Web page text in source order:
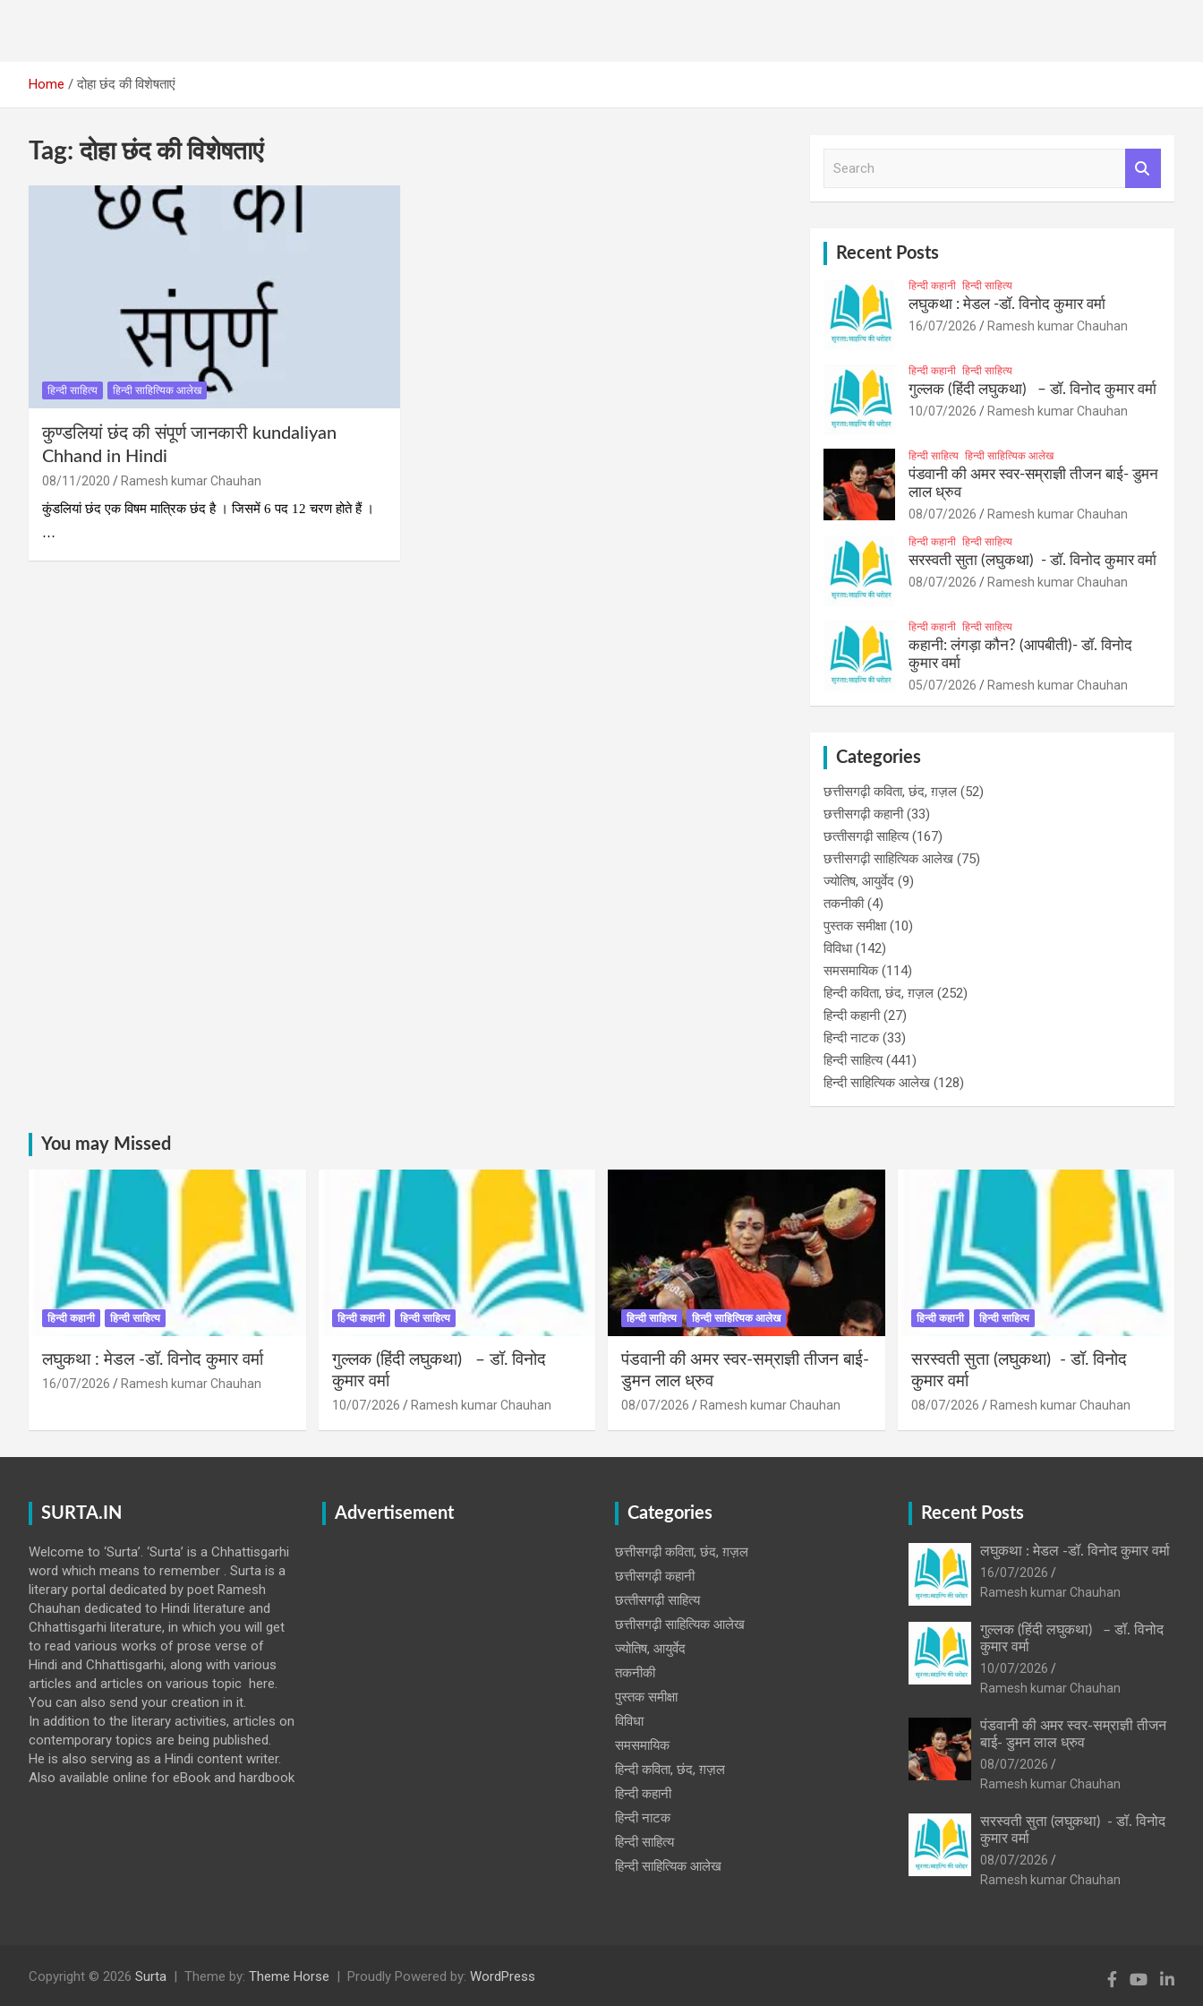
Home दोहा छंद की विशेषताएं
Tag:दोहा छंद की विशेषताएं
हिन्दी साहित्य हिन्दी साहित्यिक आलेख
कुण्‍डलियां छंद की संपूर्ण जानकारी kundaliyan
Chhand in Hindi
08/11/2020
Ramesh kumar Chauhan
कुंडलियां छंद एक विषम मात्रिक छंद है । जिसमें 6 पद 12 चरण होते हैं ।
…
Recent Posts
हिन्दी कहानी हिन्दी साहित्य
लघुकथा : मेडल -डॉ. विनोद कुमार वर्मा
16/07/2026 Ramesh kumar Chauhan
हिन्दी कहानी हिन्दी साहित्य
गुल्लक (हिंदी लघुकथा) – डॉ. विनोद कुमार वर्मा
10/07/2026 Ramesh kumar Chauhan
हिन्दी साहित्य हिन्दी साहित्यिक आलेख
पंडवानी की अमर स्वर-सम्राज्ञी तीजन बाई- डुमन
लाल ध्रुव
08/07/2026 Ramesh kumar Chauhan
हिन्दी कहानी हिन्दी साहित्य
सरस्वती सुता (लघुकथा) ​- डॉ. विनोद कुमार वर्मा
08/07/2026 Ramesh kumar Chauhan
हिन्दी कहानी हिन्दी साहित्य
कहानी: लंगड़ा कौन? (आपबीती)​- डॉ. विनोद
कुमार वर्मा
05/07/2026 Ramesh kumar Chauhan
Categories
छत्तीसगढ़ी कविता, छंद, ग़ज़ल (52)
छत्तीसगढ़ी कहानी(33)
छत्‍तीसगढ़ी साहित्‍य(167)
छत्तीसगढ़ी साहित्यिक आलेख (75)
ज्योतिष, आयुर्वेद (9)
तकनीकी(4)
पुस्‍तक समीक्षा(10)
विविधा(142)
समसमायिक(114)
हिन्दी कविता, छंद, ग़ज़ल (252)
हिन्दी कहानी(27)
हिन्‍दी नाटक(33)
हिन्दी साहित्य(441)
हिन्दी साहित्यिक आलेख (128)
You may Missed
हिन्दी कहानी हिन्दी साहित्य
लघुकथा : मेडल -डॉ. विनोद कुमार वर्मा
16/07/2026 Ramesh kumar Chauhan
हिन्दी कहानी हिन्दी साहित्य
गुल्लक (हिंदी लघुकथा) – डॉ. विनोद
कुमार वर्मा
10/07/2026 Ramesh kumar Chauhan
हिन्दी साहित्य हिन्दी साहित्यिक आलेख
पंडवानी की अमर स्वर-सम्राज्ञी तीजन बाई-
डुमन लाल ध्रुव
08/07/2026 Ramesh kumar Chauhan
हिन्दी कहानी हिन्दी साहित्य
सरस्वती सुता (लघुकथा) ​- डॉ. विनोद
कुमार वर्मा
08/07/2026 Ramesh kumar Chauhan
SURTA.IN
Welcome to ‘Surta’. ‘Surta’ is a Chhattisgarhi
word which means to remember . Surta is a
literary portal dedicated by poet Ramesh
Chauhan dedicated to Hindi literature and
Chhattisgarhi literature, in which you will get
to read various works of prose verse of
Hindi and Chhattisgarhi, along with various
articles and articles on various topic here.
You can also send your creation in it.
In addition to the literary activities, articles on
contemporary topics are being published.
He is also serving as a Hindi content writer.
Also available online for eBook and hardbook
Advertisement Categories
छत्तीसगढ़ी कविता, छंद, ग़ज़ल
छत्तीसगढ़ी कहानी
छत्‍तीसगढ़ी साहित्‍य
छत्तीसगढ़ी साहित्यिक आलेख
ज्योतिष, आयुर्वेद
तकनीकी
पुस्‍तक समीक्षा
विविधा
समसमायिक
हिन्दी कविता, छंद, ग़ज़ल
हिन्दी कहानी
हिन्‍दी नाटक
हिन्दी साहित्य
हिन्दी साहित्यिक आलेख
Recent Posts
लघुकथा : मेडल -डॉ. विनोद कुमार वर्मा
16/07/2026
Ramesh kumar Chauhan
गुल्लक (हिंदी लघुकथा) – डॉ. विनोद
कुमार वर्मा
10/07/2026
Ramesh kumar Chauhan
पंडवानी की अमर स्वर-सम्राज्ञी तीजन
बाई- डुमन लाल ध्रुव
08/07/2026
Ramesh kumar Chauhan
सरस्वती सुता (लघुकथा) ​- डॉ. विनोद
कुमार वर्मा
08/07/2026
Ramesh kumar Chauhan
Copyright © 2026 Surta Theme by: Theme Horse Proudly Powered by: WordPress